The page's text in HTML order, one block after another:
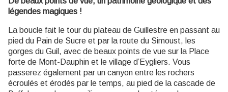
légendes magiques !
La boucle fait le tour du plateau de Guillestre en passant au
pied du Pain de Sucre et par la route du Simoust, les
gorges du Guil, avec de beaux points de vue sur la Place
forte de Mont-Dauphin et le village d’Eygliers. Vous
passerez également par un canyon entre les rochers
écroulés et érodés par le temps, au pied de la cascade de